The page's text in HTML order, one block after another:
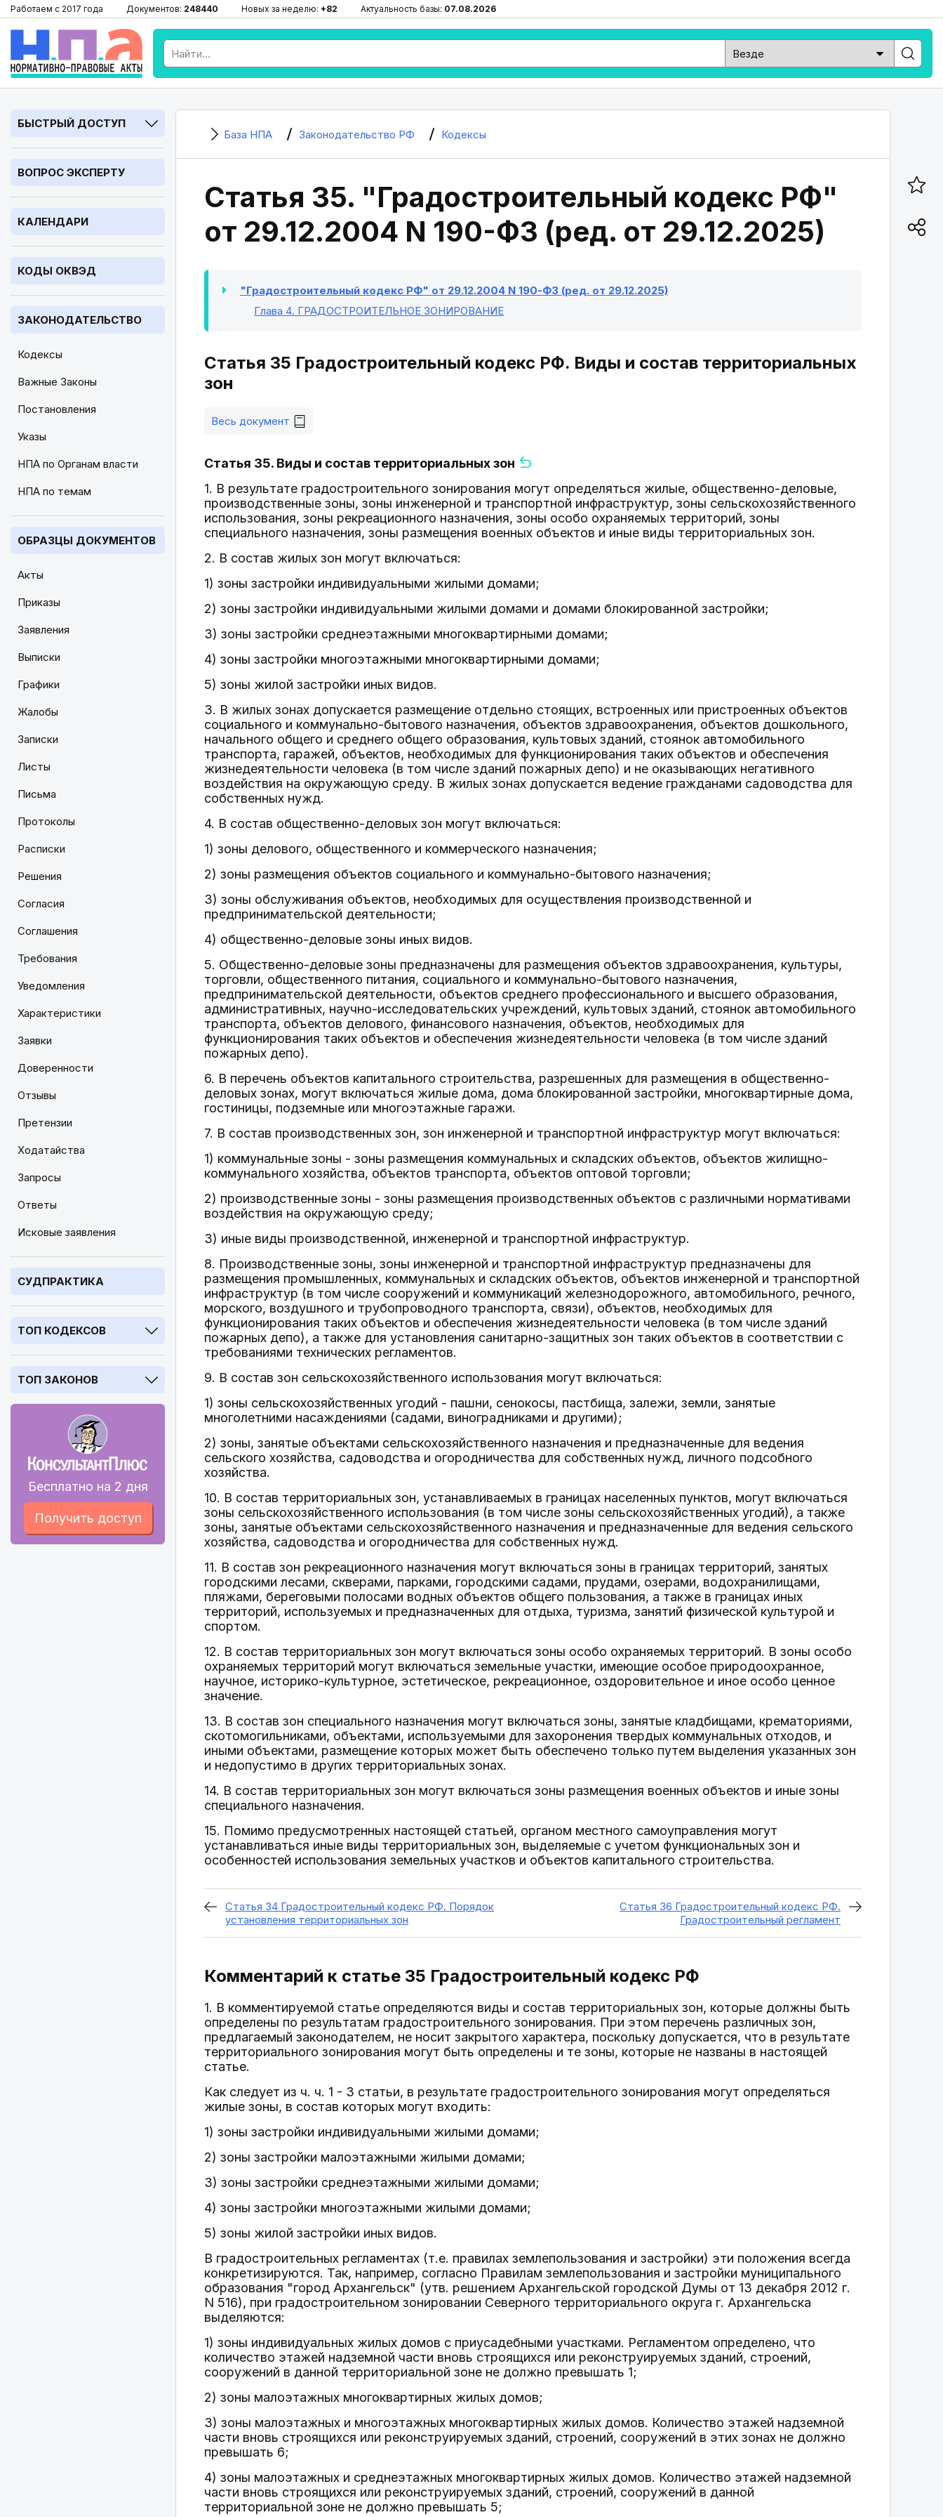
Работаем с 2017 года Документов: 248440 Новых за неделю: +82 Актуальность базы: 07.08.2026
БЫСТРЫЙ ДОСТУП
ВОПРОС ЭКСПЕРТУ
КАЛЕНДАРИ
КОДЫ ОКВЭД
ЗАКОНОДАТЕЛЬСТВО
Кодексы
Важные Законы
Постановления
Указы
НПА по Органам власти
НПА по темам
ОБРАЗЦЫ ДОКУМЕНТОВ
Акты
Приказы
Заявления
Выписки
Графики
Жалобы
Записки
Листы
Письма
Протоколы
Расписки
Решения
Согласия
Соглашения
Требования
Уведомления
Характеристики
Заявки
Доверенности
Отзывы
Претензии
Ходатайства
Запросы
Ответы
Исковые заявления
СУДПРАКТИКА
ТОП КОДЕКСОВ
ТОП ЗАКОНОВ
Бесплатно на 2 дня
Получить доступ
База НПА Законодательство РФ Кодексы
Статья 35. "Градостроительный кодекс РФ"
от 29.12.2004 N 190-ФЗ (ред. от 29.12.2025)
"Градостроительный кодекс РФ" от 29.12.2004 N 190-ФЗ (ред. от 29.12.2025)
Глава 4. ГРАДОСТРОИТЕЛЬНОЕ ЗОНИРОВАНИЕ
Статья 35 Градостроительный кодекс РФ. Виды и состав территориальных
зон
Весь документ
Статья 35. Виды и состав территориальных зон
1. В результате градостроительного зонирования могут определяться жилые, общественно-деловые,
производственные зоны, зоны инженерной и транспортной инфраструктур, зоны сельскохозяйственного
использования, зоны рекреационного назначения, зоны особо охраняемых территорий, зоны
специального назначения, зоны размещения военных объектов и иные виды территориальных зон.
2. В состав жилых зон могут включаться:
1) зоны застройки индивидуальными жилыми домами;
2) зоны застройки индивидуальными жилыми домами и домами блокированной застройки;
3) зоны застройки среднеэтажными многоквартирными домами;
4) зоны застройки многоэтажными многоквартирными домами;
5) зоны жилой застройки иных видов.
3. В жилых зонах допускается размещение отдельно стоящих, встроенных или пристроенных объектов
социального и коммунально-бытового назначения, объектов здравоохранения, объектов дошкольного,
начального общего и среднего общего образования, культовых зданий, стоянок автомобильного
транспорта, гаражей, объектов, необходимых для функционирования таких объектов и обеспечения
жизнедеятельности человека (в том числе зданий пожарных депо) и не оказывающих негативного
воздействия на окружающую среду. В жилых зонах допускается ведение гражданами садоводства для
собственных нужд.
4. В состав общественно-деловых зон могут включаться:
1) зоны делового, общественного и коммерческого назначения;
2) зоны размещения объектов социального и коммунально-бытового назначения;
3) зоны обслуживания объектов, необходимых для осуществления производственной и
предпринимательской деятельности;
4) общественно-деловые зоны иных видов.
5. Общественно-деловые зоны предназначены для размещения объектов здравоохранения, культуры,
торговли, общественного питания, социального и коммунально-бытового назначения,
предпринимательской деятельности, объектов среднего профессионального и высшего образования,
административных, научно-исследовательских учреждений, культовых зданий, стоянок автомобильного
транспорта, объектов делового, финансового назначения, объектов, необходимых для
функционирования таких объектов и обеспечения жизнедеятельности человека (в том числе зданий
пожарных депо).
6. В перечень объектов капитального строительства, разрешенных для размещения в общественно-
деловых зонах, могут включаться жилые дома, дома блокированной застройки, многоквартирные дома,
гостиницы, подземные или многоэтажные гаражи.
7. В состав производственных зон, зон инженерной и транспортной инфраструктур могут включаться:
1) коммунальные зоны - зоны размещения коммунальных и складских объектов, объектов жилищно-
коммунального хозяйства, объектов транспорта, объектов оптовой торговли;
2) производственные зоны - зоны размещения производственных объектов с различными нормативами
воздействия на окружающую среду;
3) иные виды производственной, инженерной и транспортной инфраструктур.
8. Производственные зоны, зоны инженерной и транспортной инфраструктур предназначены для
размещения промышленных, коммунальных и складских объектов, объектов инженерной и транспортной
инфраструктур (в том числе сооружений и коммуникаций железнодорожного, автомобильного, речного,
морского, воздушного и трубопроводного транспорта, связи), объектов, необходимых для
функционирования таких объектов и обеспечения жизнедеятельности человека (в том числе зданий
пожарных депо), а также для установления санитарно-защитных зон таких объектов в соответствии с
требованиями технических регламентов.
9. В состав зон сельскохозяйственного использования могут включаться:
1) зоны сельскохозяйственных угодий - пашни, сенокосы, пастбища, залежи, земли, занятые
многолетними насаждениями (садами, виноградниками и другими);
2) зоны, занятые объектами сельскохозяйственного назначения и предназначенные для ведения
сельского хозяйства, садоводства и огородничества для собственных нужд, личного подсобного
хозяйства.
10. В состав территориальных зон, устанавливаемых в границах населенных пунктов, могут включаться
зоны сельскохозяйственного использования (в том числе зоны сельскохозяйственных угодий), а также
зоны, занятые объектами сельскохозяйственного назначения и предназначенные для ведения сельского
хозяйства, садоводства и огородничества для собственных нужд.
11. В состав зон рекреационного назначения могут включаться зоны в границах территорий, занятых
городскими лесами, скверами, парками, городскими садами, прудами, озерами, водохранилищами,
пляжами, береговыми полосами водных объектов общего пользования, а также в границах иных
территорий, используемых и предназначенных для отдыха, туризма, занятий физической культурой и
спортом.
12. В состав территориальных зон могут включаться зоны особо охраняемых территорий. В зоны особо
охраняемых территорий могут включаться земельные участки, имеющие особое природоохранное,
научное, историко-культурное, эстетическое, рекреационное, оздоровительное и иное особо ценное
значение.
13. В состав зон специального назначения могут включаться зоны, занятые кладбищами, крематориями,
скотомогильниками, объектами, используемыми для захоронения твердых коммунальных отходов, и
иными объектами, размещение которых может быть обеспечено только путем выделения указанных зон
и недопустимо в других территориальных зонах.
14. В состав территориальных зон могут включаться зоны размещения военных объектов и иные зоны
специального назначения.
15. Помимо предусмотренных настоящей статьей, органом местного самоуправления могут
устанавливаться иные виды территориальных зон, выделяемые с учетом функциональных зон и
особенностей использования земельных участков и объектов капитального строительства.
Статья 34 Градостроительный кодекс РФ. Порядок
установления территориальных зон
Статья 36 Градостроительный кодекс РФ.
Градостроительный регламент
Комментарий к статье 35 Градостроительный кодекс РФ
1. В комментируемой статье определяются виды и состав территориальных зон, которые должны быть
определены по результатам градостроительного зонирования. При этом перечень различных зон,
предлагаемый законодателем, не носит закрытого характера, поскольку допускается, что в результате
территориального зонирования могут быть определены и те зоны, которые не названы в настоящей
статье.
Как следует из ч. ч. 1 - 3 статьи, в результате градостроительного зонирования могут определяться
жилые зоны, в состав которых могут входить:
1) зоны застройки индивидуальными жилыми домами;
2) зоны застройки малоэтажными жилыми домами;
3) зоны застройки среднеэтажными жилыми домами;
4) зоны застройки многоэтажными жилыми домами;
5) зоны жилой застройки иных видов.
В градостроительных регламентах (т.е. правилах землепользования и застройки) эти положения всегда
конкретизируются. Так, например, согласно Правилам землепользования и застройки муниципального
образования "город Архангельск" (утв. решением Архангельской городской Думы от 13 декабря 2012 г.
N 516), при градостроительном зонировании Северного территориального округа г. Архангельска
выделяются:
1) зоны индивидуальных жилых домов с приусадебными участками. Регламентом определено, что
количество этажей надземной части вновь строящихся или реконструируемых зданий, строений,
сооружений в данной территориальной зоне не должно превышать 1;
2) зоны малоэтажных многоквартирных жилых домов;
3) зоны малоэтажных и многоэтажных многоквартирных жилых домов. Количество этажей надземной
части вновь строящихся или реконструируемых зданий, строений, сооружений в этих зонах не должно
превышать 6;
4) зоны малоэтажных и среднеэтажных многоквартирных жилых домов. Количество этажей надземной
части вновь строящихся или реконструируемых зданий, строений, сооружений в данной
территориальной зоне не должно превышать 5;